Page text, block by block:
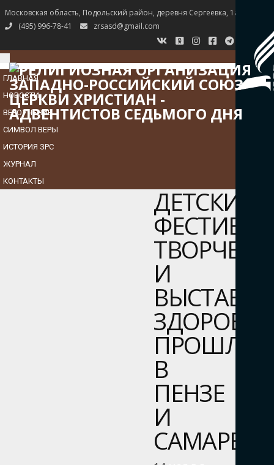
Московская область, Подольский район, деревня Сергеевка, 1а
(495) 996-78-41
zrsasd@gmail.com
TOGGLE
NAVIGATION
ГЛАВНАЯ
НОВОСТИ
ВЕРОУЧЕНИЕ
СИМВОЛ ВЕРЫ
ИСТОРИЯ ЗРС
ЖУРНАЛ
КОНТАКТЫ
ДЕТСКИЕ
И
ВЫСТАВКИ
ЗДОРОВЬЯ
ПРОШЛИ
В
ПЕНЗЕ
И
САМАРЕ